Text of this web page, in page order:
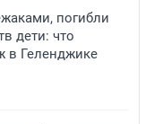
погибли
дети: что
в Геленджике